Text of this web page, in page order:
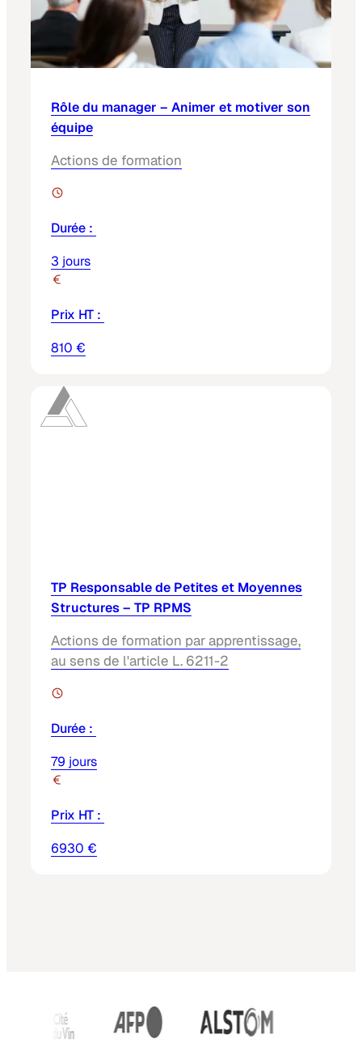
Rôle du manager – Animer et motiver son
équipe
Actions de formation
Durée :
3 jours
Prix HT :
810 €
TP Responsable de Petites et Moyennes
Structures – TP RPMS
Actions de formation par apprentissage,
au sens de l'article L. 6211-2
Durée :
79 jours
Prix HT :
6930 €